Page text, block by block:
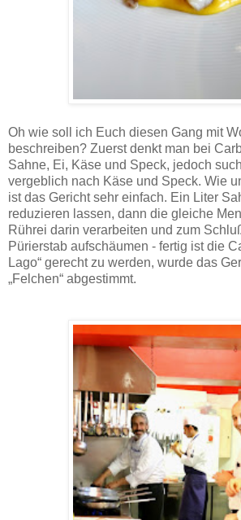
Oh wie soll ich Euch diesen Gang mit
beschreiben? Zuerst denkt man bei
Sahne, Ei, Käse und Speck, jedoch
vergeblich nach Käse und Speck. Wie
ist das Gericht sehr einfach. Ein Liter
reduzieren lassen, dann die gleiche
Rührei darin verarbeiten und zum
Pürierstab aufschäumen - fertig ist die
Lago“ gerecht zu werden, wurde das
„Felchen“ abgestimmt.